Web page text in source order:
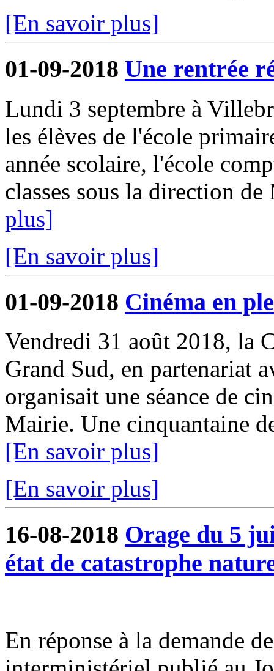
[En savoir plus]
01-09-2018 Une rentrée
Lundi 3 septembre à
les élèves de l'école
année scolaire, l'école
classes sous la direction
plus]
[En savoir plus]
01-09-2018 Cinéma en
Vendredi 31 août 2018, la
Grand Sud, en partenariat
organisait une séance de
Mairie. Une cinquantaine
[En savoir plus]
[En savoir plus]
16-08-2018 Orage du 5
état de catastrophe
En réponse à la demande